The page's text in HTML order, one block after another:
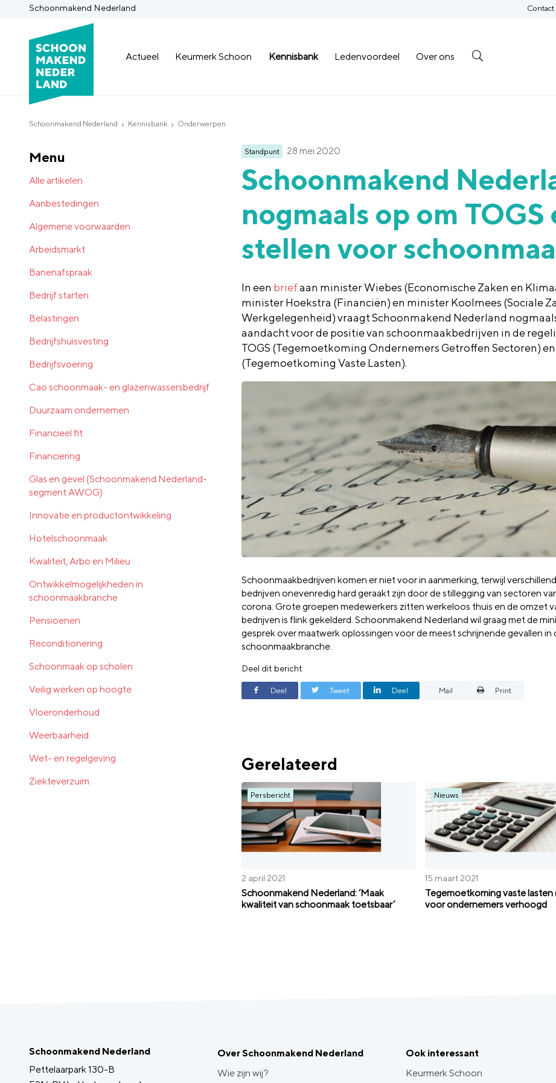
Schoonmakend Nederland
Actueel Keurmerk Schoon Kennisbank Ledenvoordeel Over ons
Contact
Schoonmakend Nederland Kennisbank Onderwerpen
Standpunt 28 mei 2020
Schoonmakend
nogmaals op om
stellen voor
In een briefaan minister Wiebes (Economische Zaken en
minister Hoekstra (Financiën) en minister Koolmees (Sociale
Werkgelegenheid) vraagt Schoonmakend Nederland
aandacht voor de positie van schoonmaakbedrijven in de
TOGS (Tegemoetkoming Ondernemers Getroffen Sectoren)
(Tegemoetkoming VasteLasten).
Schoonmaakbedrijven komen er niet voor in aanmerking, terwijl
bedrijven onevenredig hard geraakt zijn door de stillegging van sectoren
corona. Grote groepen medewerkers zitten werkeloos thuis en de omzet
bedrijven is flink gekelderd. Schoonmakend Nederland wil graag met de
gesprek over maatwerk oplossingen voor de meest schrijnende gevallen in
schoonmaakbranche.
Deel dit bericht
Deel Tweet Deel Mail Print
Gerelateerd
Persbericht
2 april 2021
Schoonmakend Nederland: ‘Maak
kwaliteit van schoonmaak toetsbaar’
Nieuws
15 maart 2021
Tegemoetkoming vaste lasten
voor ondernemers verhoogd
Menu
Alle artikelen
Aanbestedingen
Algemene voorwaarden
Arbeidsmarkt
Banenafspraak
Bedrijf starten
Belastingen
Bedrijfshuisvesting
Bedrijfsvoering
Cao schoonmaak- en glazenwassersbedrijf
Duurzaam ondernemen
Financieel fit
Financiering
Glas en gevel (Schoonmakend Nederland-
segment AWOG)
Innovatie en productontwikkeling
Hotelschoonmaak
Kwaliteit, Arbo en Milieu
Ontwikkelmogelijkheden in
schoonmaakbranche
Pensioenen
Reconditionering
Schoonmaak op scholen
Veilig werken op hoogte
Vloeronderhoud
Weerbaarheid
Wet- en regelgeving
Ziekteverzuim
Schoonmakend Nederland
Pettelaarpark 130-B
Over Schoonmakend Nederland
Wie zijn wij?
Ook interessant
Keurmerk Schoon